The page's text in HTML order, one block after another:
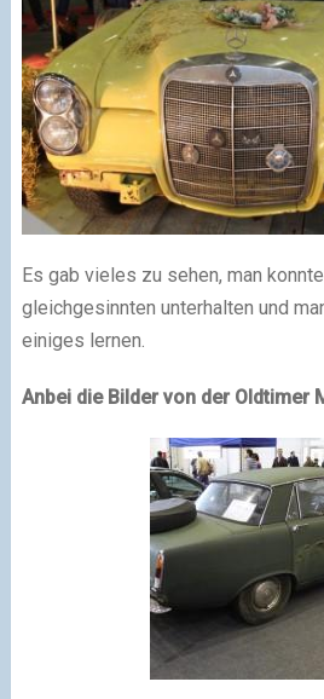
Es gab vieles zu sehen, man
gleichgesinnten unterhalten und
einiges lernen.
Anbei die Bilder von der Oldtimer